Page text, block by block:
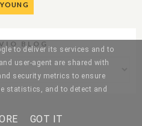
BLOG
to deliver its services and to
user-agent are shared with
security metrics to ensure
statistics, and to detect and
GOT IT